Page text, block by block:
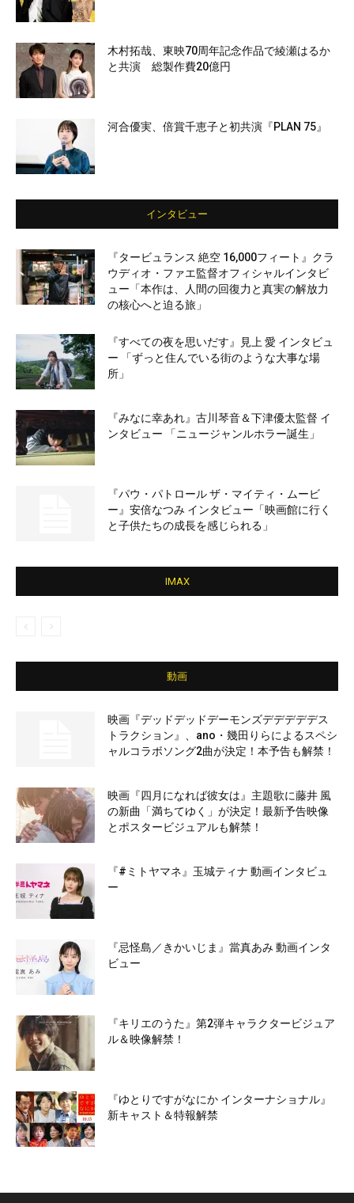
木村拓哉、東映70周年記念作品で綾瀬はるか
と共演 総製作費20億円
河合優実、倍賞千恵子と初共演『PLAN 75』
インタビュー
『タービュランス 絶空 16,000フィート』クラ
ウディオ・ファエ監督オフィシャルインタビ
ュー「本作は、人間の回復力と真実の解放力
の核心へと迫る旅」
『すべての夜を思いだす』見上 愛 インタビュ
ー 「ずっと住んでいる街のような大事な場
所」
『みなに幸あれ』古川琴音＆下津優太監督 イ
ンタビュー 「ニュージャンルホラー誕生」
『パウ・パトロール ザ・マイティ・ムービ
ー』安倍なつみ インタビュー「映画館に行く
と子供たちの成長を感じられる」
IMAX
動画
映画『デッドデッドデーモンズデデデデデス
トラクション』、ano・幾田りらによるスペシ
ャルコラボソング2曲が決定！本予告も解禁！
映画『四月になれば彼女は』主題歌に藤井 風
の新曲「満ちてゆく」が決定！最新予告映像
とポスタービジュアルも解禁！
『#ミトヤマネ』玉城ティナ 動画インタビュ
ー
『忌怪島／きかいじま』當真あみ 動画インタ
ビュー
『キリエのうた』第2弾キャラクタービジュア
ル＆映像解禁！
『ゆとりですがなにか インターナショナル』
新キャスト＆特報解禁